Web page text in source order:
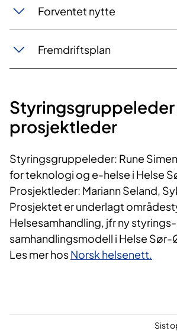
Forventet nytte
Fremdriftsplan
prosjektleder
Styringsgruppeleder: Rune
for teknologi og e-helse i Helse
Prosjektleder: Mariann Seland,
Prosjektet er underlagt
Helsesamhandling, jfr ny
samhandlingsmodell i Helse
Les mer hosNorsk helsenett.
Sist